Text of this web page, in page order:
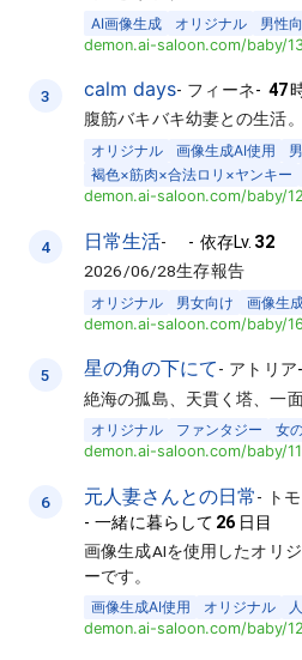
AI画像生成 オリジナル 男性
demon.ai-saloon.com/baby/
3 calm days- フィーネ- 47
腹筋バキバキ幼妻との生活。
オリジナル 画像生成AI使用
褐色×筋肉×合法ロリ×ヤンキー
demon.ai-saloon.com/baby/
4 日常生活- - 依存Lv. 32
2026/06/28生存報告
オリジナル 男女向け 画像生
demon.ai-saloon.com/baby/
5 星の角の下にて- アトリア
絶海の孤島、天貫く塔、一
オリジナル ファンタジー 女
demon.ai-saloon.com/baby/
6 元人妻さんとの日常- ト
-一緒に暮らして 26 日目
画像生成AIを使用したオリ
ーです。
画像生成AI使用 オリジナル
demon.ai-saloon.com/baby/